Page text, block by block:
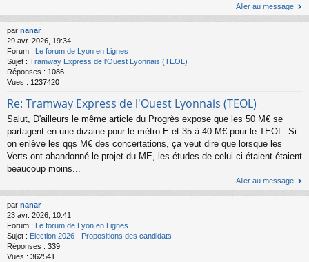
Aller au message
par nanar
29 avr. 2026, 19:34
Forum : Le forum de Lyon en Lignes
Sujet : Tramway Express de l'Ouest Lyonnais (TEOL)
Réponses : 1086
Vues : 1237420
Re: Tramway Express de l'Ouest Lyonnais (TEOL)
Salut, D'ailleurs le même article du Progrès expose que les 50 M€ se
partagent en une dizaine pour le métro E et 35 à 40 M€ pour le TEOL. Si
on enlève les qqs M€ des concertations, ça veut dire que lorsque les
Verts ont abandonné le projet du ME, les études de celui ci étaient étaient
beaucoup moins...
Aller au message
par nanar
23 avr. 2026, 10:41
Forum :
Le forum de Lyon en Lignes
Sujet : Election 2026 - Propositions des candidats
Réponses : 339
Vues : 362541